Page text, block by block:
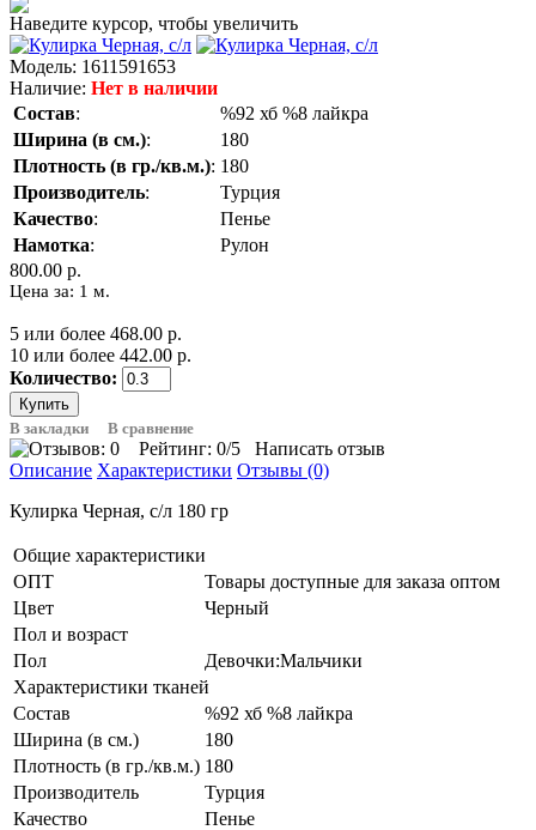
Наведите курсор, чтобы увеличить
Модель: 1611591653
Наличие: Нет в наличии
Состав:
%92 хб %8 лайкра
Ширина (в см.):
180
Плотность (в гр./кв.м.): 180
Производитель:
Турция
Качество:
Пенье
Намотка:
Рулон
800.00 р.
Цена за: 1 м.
5 или более 468.00 р.
10 или более 442.00 р.
Количество:
В закладки В сравнение
Рейтинг: 0/5
Написать отзыв
Описание Характеристики Отзывы (0)
Кулирка Черная, с/л 180 гр
Общие характеристики
ОПТ
Товары доступные для заказа оптом
Цвет
Черный
Пол и возраст
Пол
Девочки:Мальчики
Характеристики тканей
Состав
%92 хб %8 лайкра
Ширина (в см.)
180
Плотность (в гр./кв.м.) 180
Производитель
Турция
Качество
Пенье